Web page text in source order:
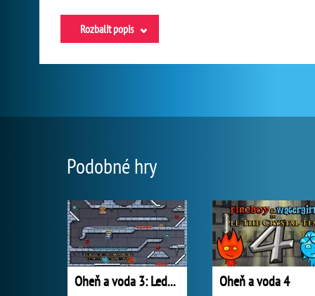
Rozbalit popis
Podobné hry
Oheň a voda 3: Ledový chrám Oheň a voda 4